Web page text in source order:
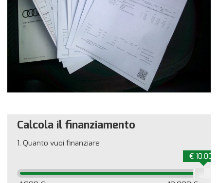
Calcola il finanziamento
1. Quanto vuoi finanziare
€ 10.000